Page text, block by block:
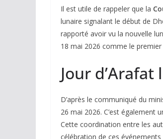
Il est utile de rappeler que la
lunaire signalant le début de
rapporté avoir vu la nouvelle
18 mai 2026 comme le
Jour d’Arafat
D’après le communiqué du
26 mai 2026. C’est également
Cette coordination entre les
célébration de ces